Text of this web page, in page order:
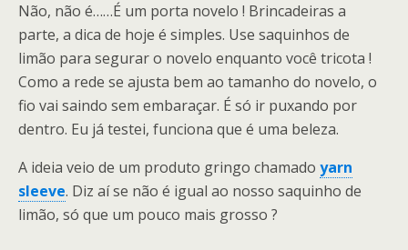
Não, não é……É um porta novelo ! Brincadeiras a
parte, a dica de hoje é simples. Use saquinhos de
limão para segurar o novelo enquanto você tricota !
Como a rede se ajusta bem ao tamanho do novelo, o
fio vai saindo sem embaraçar. É só ir puxando por
dentro. Eu já testei, funciona que é uma beleza.
A ideia veio de um produto gringo chamado yarn
sleeve. Diz aí se não é igual ao nosso saquinho de
limão, só que um pouco mais grosso ?